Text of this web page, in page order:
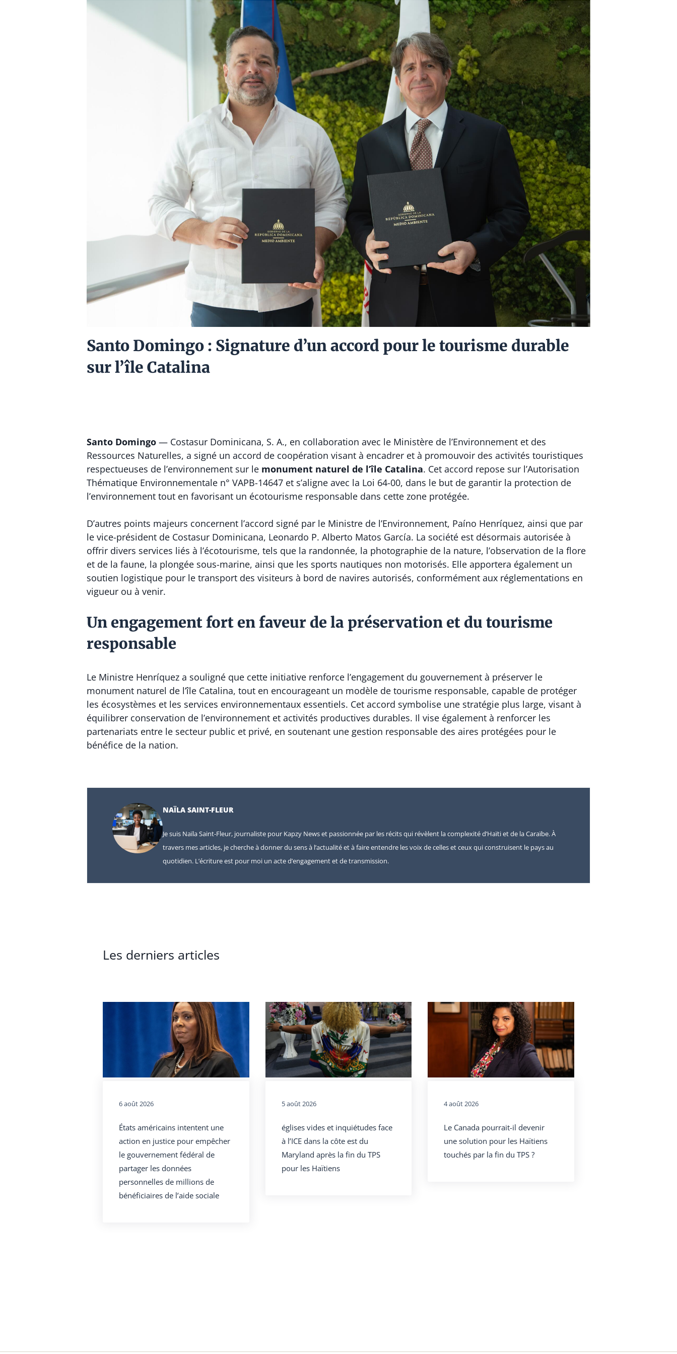
Santo Domingo : Signature d’un accord pour le tourisme durable
sur l’île Catalina
Santo Domingo — Costasur Dominicana, S. A., en collaboration avec le Ministère de l’Environnement et des
Ressources Naturelles, a signé un accord de coopération visant à encadrer et à promouvoir des activités touristiques
respectueuses de l’environnement sur le monument naturel de l’île Catalina. Cet accord repose sur l’Autorisation
Thématique Environnementale n° VAPB-14647 et s’aligne avec la Loi 64-00, dans le but de garantir la protection de
l’environnement tout en favorisant un écotourisme responsable dans cette zone protégée.
D’autres points majeurs concernent l’accord signé par le Ministre de l’Environnement, Paíno Henríquez, ainsi que par
le vice-président de Costasur Dominicana, Leonardo P. Alberto Matos García. La société est désormais autorisée à
offrir divers services liés à l’écotourisme, tels que la randonnée, la photographie de la nature, l’observation de la flore
et de la faune, la plongée sous-marine, ainsi que les sports nautiques non motorisés. Elle apportera également un
soutien logistique pour le transport des visiteurs à bord de navires autorisés, conformément aux réglementations en
vigueur ou à venir.
Un engagement fort en faveur de la préservation et du tourisme
responsable
Le Ministre Henríquez a souligné que cette initiative renforce l’engagement du gouvernement à préserver le
monument naturel de l’île Catalina, tout en encourageant un modèle de tourisme responsable, capable de protéger
les écosystèmes et les services environnementaux essentiels. Cet accord symbolise une stratégie plus large, visant à
équilibrer conservation de l’environnement et activités productives durables. Il vise également à renforcer les
partenariats entre le secteur public et privé, en soutenant une gestion responsable des aires protégées pour le
bénéfice de la nation.
NAÏLA SAINT-FLEUR
Je suis Naïla Saint-Fleur, journaliste pour Kapzy News et passionnée par les récits qui révèlent la complexité d’Haïti et de la Caraïbe. À
travers mes articles, je cherche à donner du sens à l’actualité et à faire entendre les voix de celles et ceux qui construisent le pays au
quotidien. L’écriture est pour moi un acte d’engagement et de transmission.
Les derniers articles
6 août 2026
États américains intentent une
action en justice pour empêcher
le gouvernement fédéral de
partager les données
personnelles de millions de
bénéficiaires de l’aide sociale
5 août 2026
églises vides et inquiétudes face
à l’ICE dans la côte est du
Maryland après la fin du TPS
pour les Haïtiens
4 août 2026
Le Canada pourrait-il devenir
une solution pour les Haïtiens
touchés par la fin du TPS ?